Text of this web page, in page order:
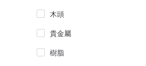
木頭
貴金屬
樹脂